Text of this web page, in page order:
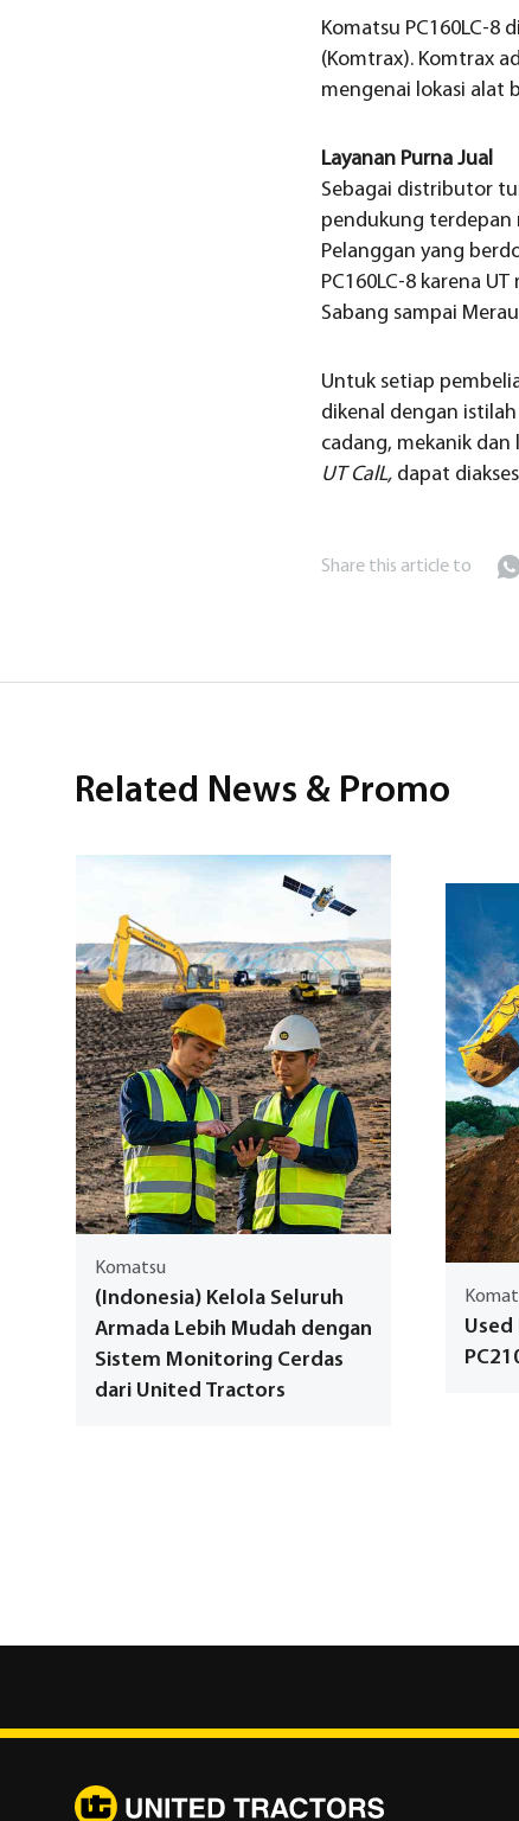
Komatsu PC160LC-8
(Komtrax). Komtrax
mengenai lokasi alat
Layanan Purna Jual
Sebagai distributor
pendukung terdepan
Pelanggan yang
PC160LC-8 karena
Sabang sampai
Untuk setiap
dikenal dengan istilah
cadang, mekanik
UT CalL, dapat
Share this article to
Related News & Promo
Komatsu
(Indonesia) Kelola Seluruh
Armada Lebih Mudah dengan
Sistem Monitoring Cerdas
dari United Tractors
Used